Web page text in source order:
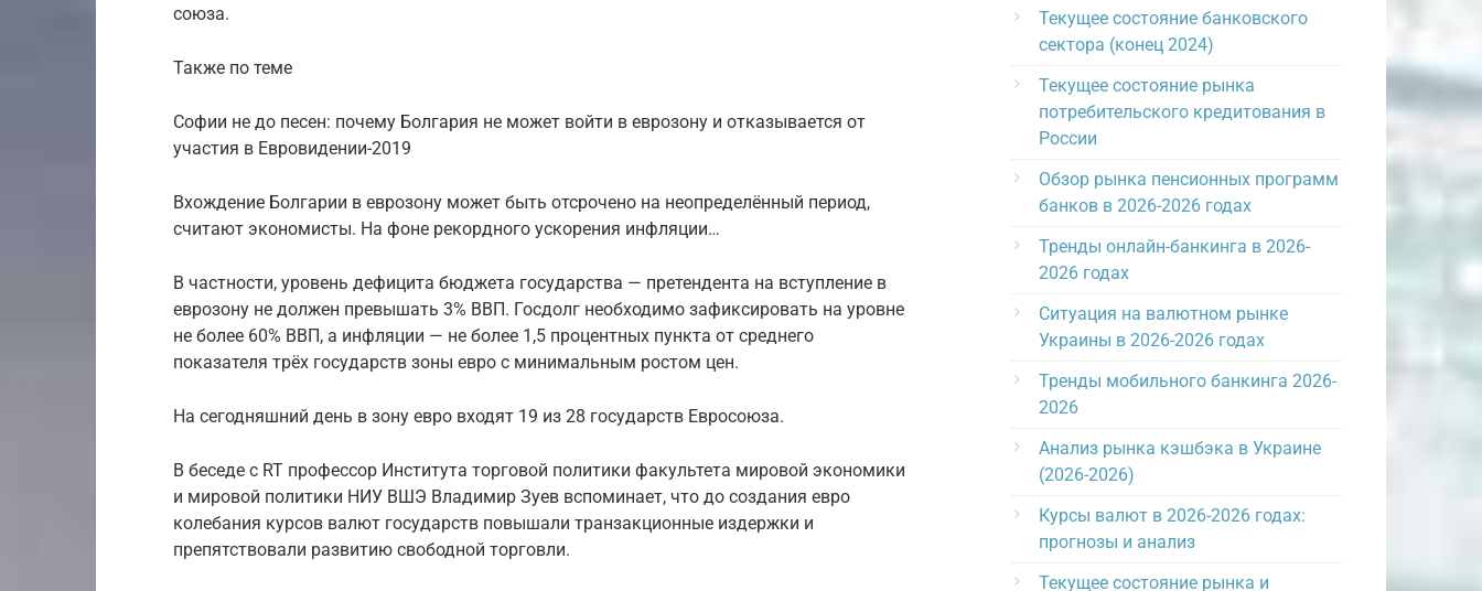
союза.
Также по теме
Софии не до песен: почему Болгария не может войти в еврозону и отказывается от
участия в Евровидении-2019
Вхождение Болгарии в еврозону может быть отсрочено на неопределённый период,
считают экономисты. На фоне рекордного ускорения инфляции…
В частности, уровень дефицита бюджета государства — претендента на вступление в
еврозону не должен превышать 3% ВВП. Госдолг необходимо зафиксировать на уровне
не более 60% ВВП, а инфляции — не более 1,5 процентных пункта от среднего
показателя трёх государств зоны евро с минимальным ростом цен.
На сегодняшний день в зону евро входят 19 из 28 государств Евросоюза.
В беседе с RT профессор Института торговой политики факультета мировой экономики
и мировой политики НИУ ВШЭ Владимир Зуев вспоминает, что до создания евро
колебания курсов валют государств повышали транзакционные издержки и
препятствовали развитию свободной торговли.
Текущее состояние банковского
сектора (конец 2024)
Текущее состояние рынка
потребительского кредитования в
России
Обзор рынка пенсионных программ
банков в 2026-2026 годах
Тренды онлайн-банкинга в 2026-
2026 годах
Ситуация на валютном рынке
Украины в 2026-2026 годах
Тренды мобильного банкинга 2026-
2026
Анализ рынка кэшбэка в Украине
(2026-2026)
Курсы валют в 2026-2026 годах:
прогнозы и анализ
Текущее состояние рынка и